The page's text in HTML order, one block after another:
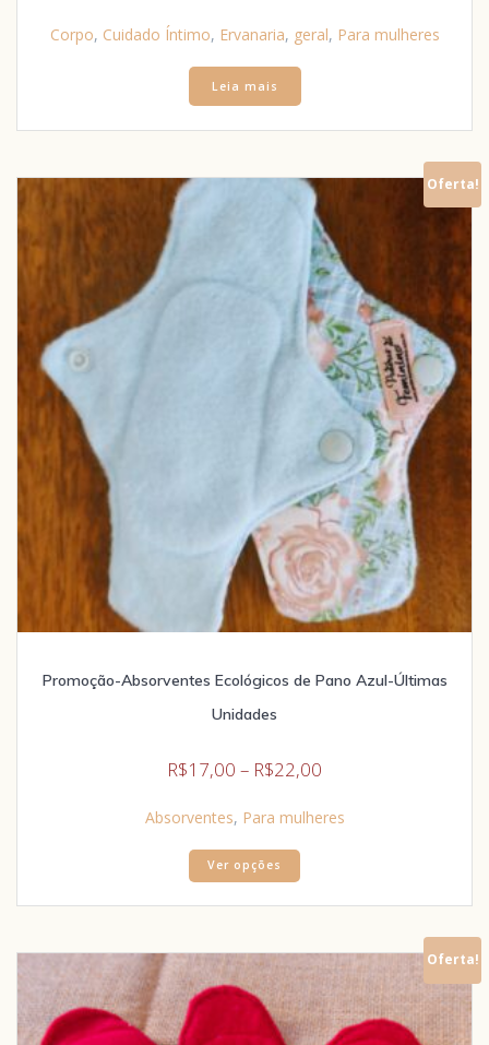
Corpo, Cuidado Íntimo, Ervanaria, geral, Para mulheres
Leia mais
Oferta!
Promoção-Absorventes Ecológicos de Pano Azul-Últimas
Unidades
R$17,00 – R$22,00
Absorventes, Para mulheres
Ver opções
Oferta!